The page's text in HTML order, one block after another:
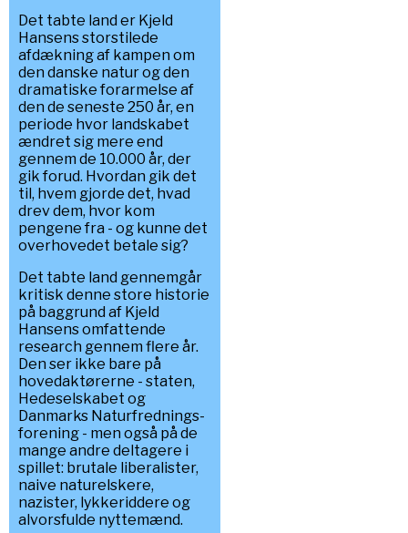
Det tabte land er Kjeld
Hansens storstilede
afdækning af kampen om
den danske natur og den
dramatiske forarmelse af
den de seneste 250 år, en
periode hvor landskabet
ændret sig mere end
gennem de 10.000 år, der
gik forud. Hvordan gik det
til, hvem gjorde det, hvad
drev dem, hvor kom
pengene fra - og kunne det
overhovedet betale sig?
Det tabte land gennemgår
kritisk denne store historie
på baggrund af Kjeld
Hansens omfattende
research gennem flere år.
Den ser ikke bare på
hovedaktørerne - staten,
Hedeselskabet og
Danmarks Naturfrednings-
forening - men også på de
mange andre deltagere i
spillet: brutale liberalister,
naive naturelskere,
nazister, lykkeriddere og
alvorsfulde nyttemænd.